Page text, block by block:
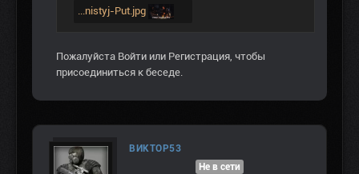
...nistyj-Put.jpg
Пожалуйста Войти или Регистрация, чтобы
присоединиться к беседе.
ВИКТОР53
Не в сети